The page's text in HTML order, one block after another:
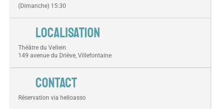
(Dimanche) 15:30
LOCALISATION
Théâtre du Vellein
149 avenue du Driève, Villefontaine
CONTACT
Réservation via helloasso